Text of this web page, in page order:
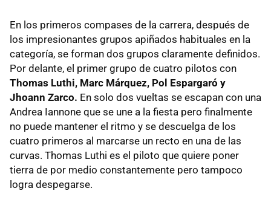
En los primeros compases de la carrera, después de
los impresionantes grupos apiñados habituales en la
categoría, se forman dos grupos claramente definidos.
Por delante, el primer grupo de cuatro pilotos con
Thomas Luthi, Marc Márquez, Pol Espargaró y
Jhoann Zarco. En solo dos vueltas se escapan con una
Andrea Iannone que se une a la fiesta pero finalmente
no puede mantener el ritmo y se descuelga de los
cuatro primeros al marcarse un recto en una de las
curvas. Thomas Luthi es el piloto que quiere poner
tierra de por medio constantemente pero tampoco
logra despegarse.